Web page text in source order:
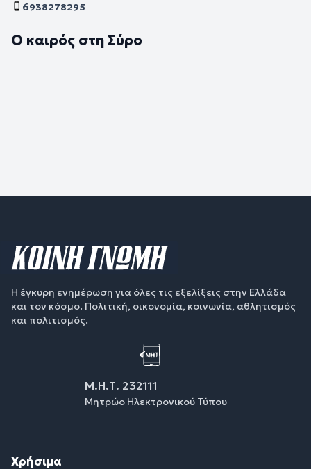
6938278295
Ο καιρός στη Σύρο
Η έγκυρη ενημέρωση για όλες τις εξελίξεις στην Ελλάδα
και τον κόσμο. Πολιτική, οικονομία, κοινωνία, αθλητισμός
και πολιτισμός.
Μ.Η.Τ. 232111
Μητρώο Ηλεκτρονικού Τύπου
Χρήσιμα